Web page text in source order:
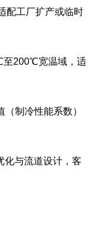
配工厂扩产或临时
至200℃宽温域，适
制冷性能系数）
化与流道设计，客